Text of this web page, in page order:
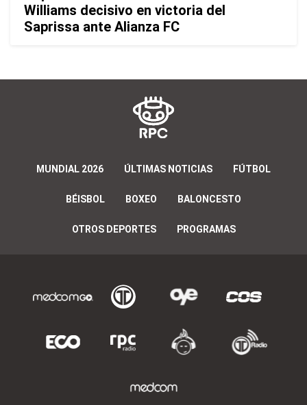
Williams decisivo en victoria del
Saprissa ante Alianza FC
MUNDIAL 2026 ÚLTIMAS NOTICIAS FÚTBOL
BÉISBOL BOXEO BALONCESTO
OTROS DEPORTES PROGRAMAS